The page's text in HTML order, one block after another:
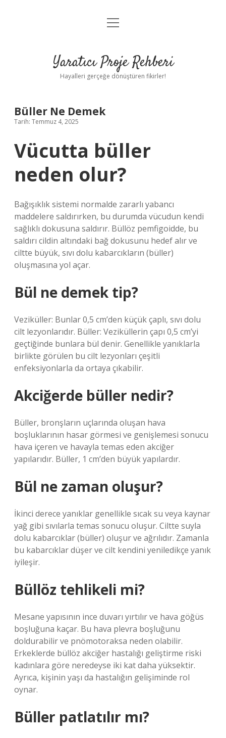
Anasayfa
Yasal Uyarı
menüyü
Yaratıcı Proje Rehberi
Hayalleri gerçeğe dönüştüren fikirler!
Büller Ne Demek
Tarih: Temmuz 4, 2025
Vücutta büller
neden olur?
Bağışıklık sistemi normalde zararlı yabancı
maddelere saldırırken, bu durumda vücudun kendi
sağlıklı dokusuna saldırır. Büllöz pemfigoidde, bu
saldırı cildin altındaki bağ dokusunu hedef alır ve
ciltte büyük, sıvı dolu kabarcıkların (büller)
oluşmasına yol açar.
Bül ne demek tip?
Veziküller: Bunlar 0,5 cm’den küçük çaplı, sıvı dolu
cilt lezyonlarıdır. Büller: Veziküllerin çapı 0,5 cm’yi
geçtiğinde bunlara bül denir. Genellikle yanıklarla
birlikte görülen bu cilt lezyonları çeşitli
enfeksiyonlarla da ortaya çıkabilir.
Akciğerde büller nedir?
Büller, bronşların uçlarında oluşan hava
boşluklarının hasar görmesi ve genişlemesi sonucu
hava içeren ve havayla temas eden akciğer
yapılarıdır. Büller, 1 cm’den büyük yapılardır.
Bül ne zaman oluşur?
İkinci derece yanıklar genellikle sıcak su veya kaynar
yağ gibi sıvılarla temas sonucu oluşur. Ciltte suyla
dolu kabarcıklar (büller) oluşur ve ağrılıdır. Zamanla
bu kabarcıklar düşer ve cilt kendini yeniledikçe yanık
iyileşir.
Büllöz tehlikeli mi?
Mesane yapısının ince duvarı yırtılır ve hava göğüs
boşluğuna kaçar. Bu hava plevra boşluğunu
doldurabilir ve pnömotoraksa neden olabilir.
Erkeklerde büllöz akciğer hastalığı geliştirme riski
kadınlara göre neredeyse iki kat daha yüksektir.
Ayrıca, kişinin yaşı da hastalığın gelişiminde rol
oynar.
Büller patlatılır mı?